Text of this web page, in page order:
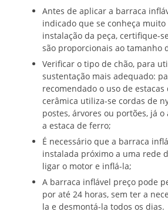
Antes de aplicar a barraca
indicado que se conheça
instalação da peça, certifique-
são proporcionais ao tamanho
Verificar o tipo de chão, para
sustentação mais adequado:
recomendado o uso de estacas
cerâmica utiliza-se cordas de
postes, árvores ou portões, já
a estaca de ferro;
É necessário que a barraca
instalada próximo a uma rede
ligar o motor e inflá-la;
A barraca inflável preço pode
por até 24 horas, sem ter a
la e desmontá-la todos os dias.